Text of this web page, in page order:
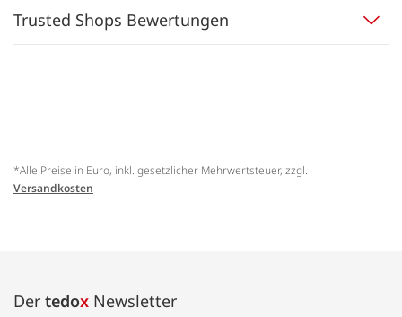
Trusted Shops Bewertungen
*Alle Preise in Euro, inkl. gesetzlicher Mehrwertsteuer, zzgl.
Versandkosten
Der tedox Newsletter